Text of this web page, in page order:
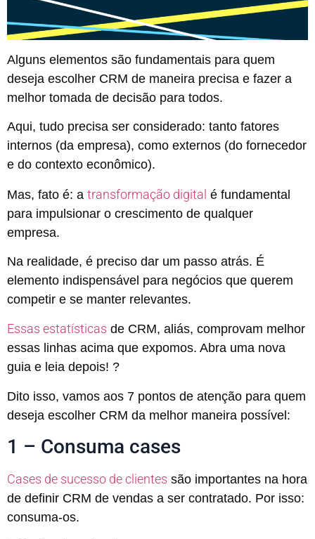
Alguns elementos são fundamentais para quem
deseja escolher CRM de maneira precisa e fazer a
melhor tomada de decisão para todos.
Aqui, tudo precisa ser considerado: tanto fatores
internos (da empresa), como externos (do fornecedor
e do contexto econômico).
Mas, fato é: a transformação digital é fundamental
para impulsionar o crescimento de qualquer
empresa.
Na realidade, é preciso dar um passo atrás. É
elemento indispensável para negócios que querem
competir e se manter relevantes.
Essas estatísticas de CRM, aliás, comprovam melhor
essas linhas acima que expomos. Abra uma nova
guia e leia depois! ?
Dito isso, vamos aos 7 pontos de atenção para quem
deseja escolher CRM da melhor maneira possível:
1 – Consuma cases
Cases de sucesso de clientes são importantes na hora
de definir CRM de vendas a ser contratado. Por isso:
consuma-os.